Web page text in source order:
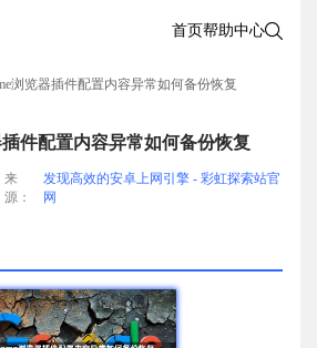
首页帮助中心
浏览器插件配置内容异常如何备份恢复
件配置内容异常如何备份恢复
来
源：
发现高效的安卓上网引擎 - 彩虹探索站官
网